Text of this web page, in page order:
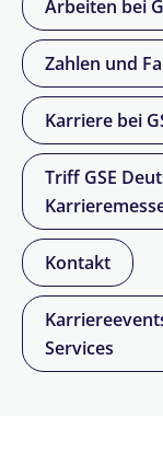
Arbeiten bei
Zahlen und
Karriere bei
Triff GSE
Kontakt
Services